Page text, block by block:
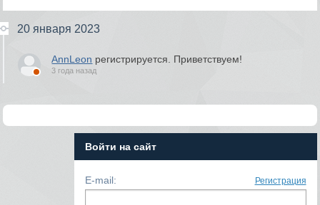
20 января 2023
AnnLeon регистрируется. Приветствуем!
3 года назад
Войти на сайт
E-mail: Регистрация